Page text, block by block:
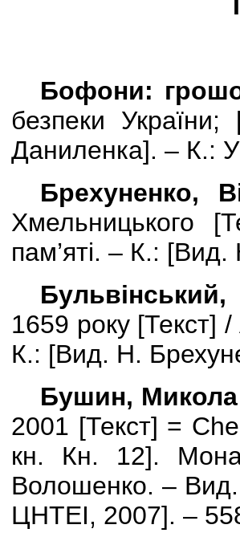
Бофони:
безпеки України;
Даниленка]. – К.:
Брехуненко,
Хмельницького
пам’яті. – К.:
1659 року [Текст] /
К.: [Вид. Н.
Бушин, Микола
2001 [Текст] =
кн. Кн. 12].
Волошенко. –
ЦНТЕІ, 2007]. –